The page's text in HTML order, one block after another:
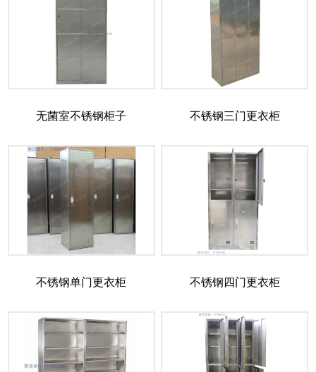
无菌室不锈钢柜子 不锈钢三门更衣柜
不锈钢单门更衣柜 不锈钢四门更衣柜